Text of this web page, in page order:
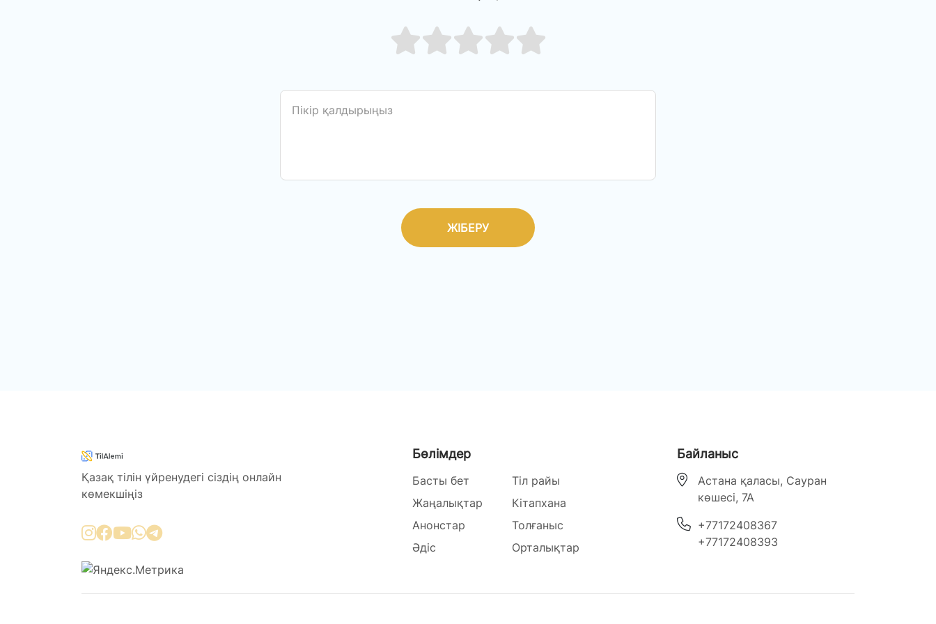
ЖІБЕРУ
Қазақ тілін үйренудегі сіздің онлайн
көмекшіңіз
Бөлімдер
Басты бет
Жаңалықтар
Анонстар
Әдіс
Тіл райы
Кітапхана
Толғаныс
Орталықтар
Байланыс
Астана қаласы, Сауран
көшесі, 7А
‎+77172408367
‎+77172408393